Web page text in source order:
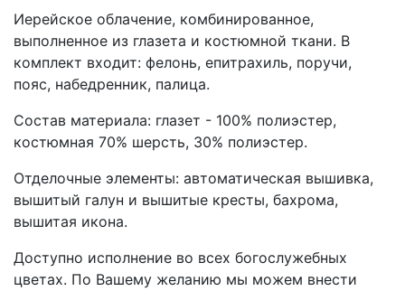
Иерейское облачение, комбинированное,
выполненное из глазета и костюмной ткани. В
комплект входит: фелонь, епитрахиль, поручи,
пояс, набедренник, палица.
Состав материала: глазет - 100% полиэстер,
костюмная 70% шерсть, 30% полиэстер.
Отделочные элементы: автоматическая вышивка,
вышитый галун и вышитые кресты, бахрома,
вышитая икона.
Доступно исполнение во всех богослужебных
цветах. По Вашему желанию мы можем внести